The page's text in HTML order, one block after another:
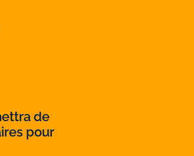
de
pour